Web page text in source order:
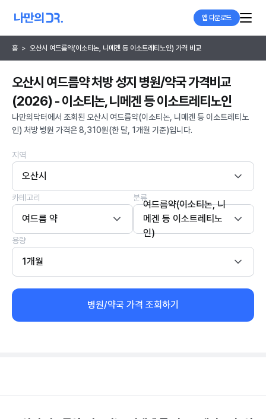
앱 다운로드
홈 > 오산시 여드름약(이소티논, 니메겐 등 이소트레티노인) 가격 비교
오산시 여드름약 처방 성지 병원/약국 가격비교
(2026) - 이소티논, 니메겐 등 이소트레티노인
나만의닥터에서 조회된 오산시 여드름약(이소티논, 니메겐 등 이소트레티노
인) 처방 병원 가격은 8,310원(한 달, 1개월 기준)입니다.
지역
오산시
카테고리
여드름 약
분류
여드름약(이소티논, 니
메겐 등 이소트레티노
인)
용량
1개월
병원/약국 가격 조회하기